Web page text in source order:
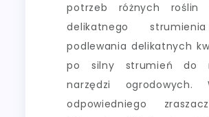
potrzeb różnych
delikatnego
podlewania delikatnych
po silny strumień do
narzędzi ogrodowych.
odpowiedniego